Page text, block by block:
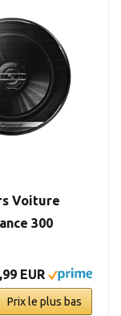
Voiture
300
EUR
Prix le plus bas